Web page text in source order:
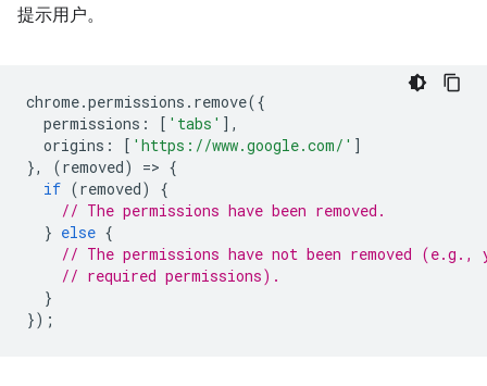
提示用户。
chrome.permissions . remove({
permissions : [ 'tabs' ],
origins : [ 'https://www.google.com/' ]
},
(removed) => {
if (removed)
{
// The permissions have been removed.
} else {
// The permissions have not been removed (e.g.,
// required permissions).
}
});